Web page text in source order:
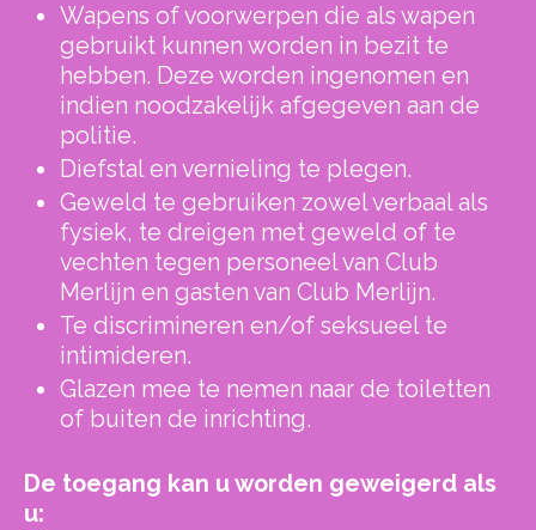
Wapens of voorwerpen die als wapen
gebruikt kunnen worden in bezit te
hebben. Deze worden ingenomen en
indien noodzakelijk afgegeven aan de
politie.
Diefstal en vernieling te plegen.
Geweld te gebruiken zowel verbaal als
fysiek, te dreigen met geweld of te
vechten tegen personeel van Club
Merlijn en gasten van Club Merlijn.
Te discrimineren en/of seksueel te
intimideren.
Glazen mee te nemen naar de toiletten
of buiten de inrichting.
De toegang kan u worden geweigerd als
u: